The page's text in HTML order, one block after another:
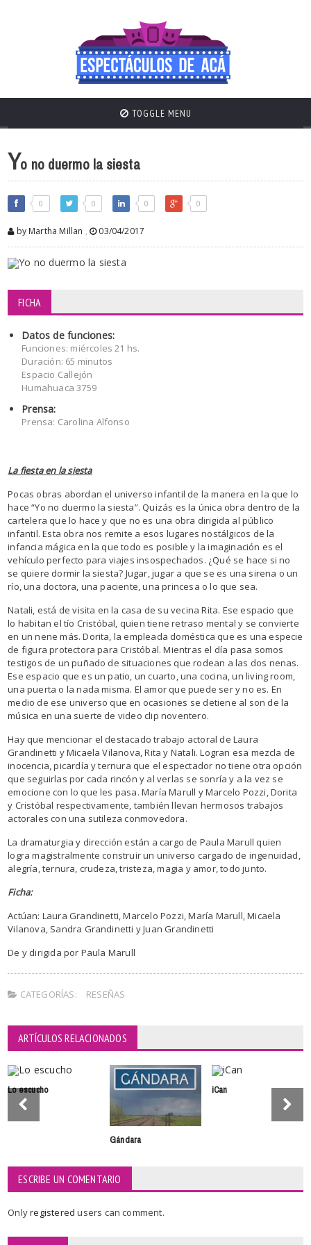
TOGGLE MENU
Yo no duermo la siesta
0 0 0 0
by Martha Millan , 03/04/2017
FICHA
Datos de funciones:
Funciones: miércoles 21 hs.
Duración: 65 minutos
Espacio Callejón
Humahuaca 3759
Prensa:
Prensa: Carolina Alfonso
La fiesta en la siesta
Pocas obras abordan el universo infantil de la manera en la que lo
hace “Yo no duermo la siesta”. Quizás es la única obra dentro de la
cartelera que lo hace y que no es una obra dirigida al público
infantil. Esta obra nos remite a esos lugares nostálgicos de la
infancia mágica en la que todo es posible y la imaginación es el
vehículo perfecto para viajes insospechados. ¿Qué se hace si no
se quiere dormir la siesta? Jugar, jugar a que se es una sirena o un
río, una doctora, una paciente, una princesa o lo que sea.
Natali, está de visita en la casa de su vecina Rita. Ese espacio que
lo habitan el tío Cristóbal, quien tiene retraso mental y se convierte
en un nene más. Dorita, la empleada doméstica que es una especie
de figura protectora para Cristóbal. Mientras el día pasa somos
testigos de un puñado de situaciones que rodean a las dos nenas.
Ese espacio que es un patio, un cuarto, una cocina, un living room,
una puerta o la nada misma. El amor que puede ser y no es. En
medio de ese universo que en ocasiones se detiene al son de la
música en una suerte de video clip noventero.
Hay que mencionar el destacado trabajo actoral de Laura
Grandinetti y Micaela Vilanova, Rita y Natali. Logran esa mezcla de
inocencia, picardía y ternura que el espectador no tiene otra opción
que seguirlas por cada rincón y al verlas se sonría y a la vez se
emocione con lo que les pasa. María Marull y Marcelo Pozzi, Dorita
y Cristóbal respectivamente, también llevan hermosos trabajos
actorales con una sutileza conmovedora.
La dramaturgia y dirección están a cargo de Paula Marull quien
logra magistralmente construir un universo cargado de ingenuidad,
alegría, ternura, crudeza, tristeza, magia y amor, todo junto.
Ficha:
Actúan: Laura Grandinetti, Marcelo Pozzi, María Marull, Micaela
Vilanova, Sandra Grandinetti y Juan Grandinetti
De y dirigida por Paula Marull
CATEGORÍAS: RESEÑAS
ARTÍCULOS RELACIONADOS
Lo escucho
Gándara
iCan
ESCRIBE UN COMENTARIO
Onlyregisteredusers can comment.